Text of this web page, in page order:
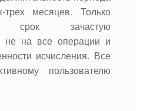
месяцев. Только
срок зачастую
не на все операции и
исчисления. Все
пользователю